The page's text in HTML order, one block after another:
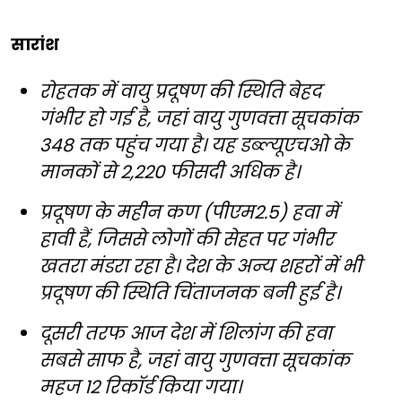
सारांश
रोहतक में वायु प्रदूषण की स्थिति बेहद
गंभीर हो गई है, जहां वायु गुणवत्ता सूचकांक
348 तक पहुंच गया है। यह डब्ल्यूएचओ के
मानकों से 2,220 फीसदी अधिक है।
प्रदूषण के महीन कण (पीएम2.5) हवा में
हावी हैं, जिससे लोगों की सेहत पर गंभीर
खतरा मंडरा रहा है। देश के अन्य शहरों में भी
प्रदूषण की स्थिति चिंताजनक बनी हुई है।
दूसरी तरफ आज देश में शिलांग की हवा
सबसे साफ है, जहां वायु गुणवत्ता सूचकांक
महज 12 रिकॉर्ड किया गया।